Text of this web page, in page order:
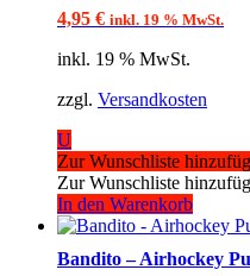
4,95 € inkl. 19 % MwSt.
inkl. 19 % MwSt.
zzgl. Versandkosten
U
Zur Wunschliste
Zur Wunschliste
In den Warenkorb
Bandito – Airhockey